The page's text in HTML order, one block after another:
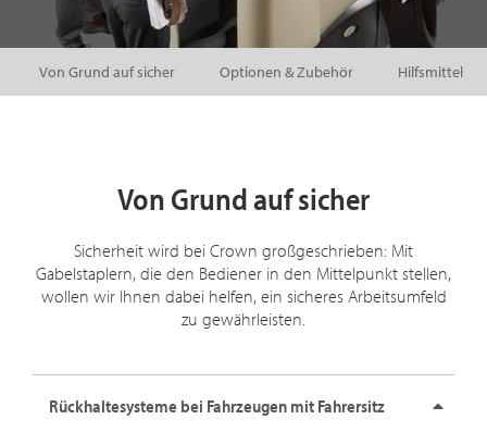
Von Grund auf sicher Optionen & Zubehör Hilfsmittel
Von Grund auf sicher
Sicherheit wird bei Crown großgeschrieben: Mit
Gabelstaplern, die den Bediener in den Mittelpunkt stellen,
wollen wir Ihnen dabei helfen, ein sicheres Arbeitsumfeld
zu gewährleisten.
Rückhaltesysteme bei Fahrzeugen mit Fahrersitz